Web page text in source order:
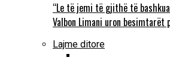
“Le të jemi të gjithë të
Valbon Limani uron besimtarët
Lajme ditore